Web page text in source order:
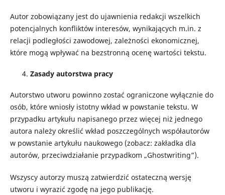
Autor zobowiązany jest do ujawnienia redakcji wszelkich
potencjalnych konfliktów interesów, wynikających m.in. z
relacji podległości zawodowej, zależności ekonomicznej,
które mogą wpływać na bezstronną ocenę wartości tekstu.
Zasady autorstwa pracy
Autorstwo utworu powinno zostać ograniczone wyłącznie do
osób, które wniosły istotny wkład w powstanie tekstu. W
przypadku artykułu napisanego przez więcej niż jednego
autora należy określić wkład poszczególnych współautorów
w powstanie artykułu naukowego (zobacz: zakładka dla
autorów, przeciwdziałanie przypadkom „Ghostwriting”).
Wszyscy autorzy muszą zatwierdzić ostateczną wersję
utworu i wyrazić zgodę na jego publikację.